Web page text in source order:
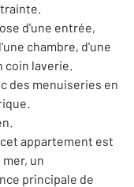
d'une entrée,
chambre, d'une
coin laverie.
des menuiseries en
appartement est
un
principale de